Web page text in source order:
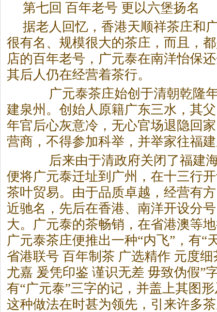
第七回 百年老号 更以六堡扬
据老人回忆，香港天顺祥茶庄和
很有名、规模很大的茶庄，而且，
店的百年老号，广元泰在南洋怡保
其后人仍在经营着茶行。
广元泰茶庄始创于清朝乾隆年
建泉州。创始人原籍广东三水，其
年官后心灰意冷，无心官场退隐回
营商，不得参加科举，并举家往福
后来由于清政府关闭了福建海
便将广元泰迁址到广州，在十三行
茶叶贸易。由于品质卓越，经营有
近驰名，先后在香港、南洋开设分
大。广元泰的茶畅销，在省港澳等
广元泰茶庄便推出一种“内飞”，有“
省港联号 百年制茶 广选精作 元度
尤嘉 爰凭印鉴 谨识无差 毋致伪假”
有“广元泰”三字的记，并盖上其图
这种做法在时甚为领先，引来许多